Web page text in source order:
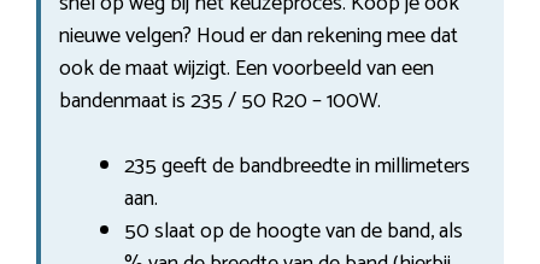
nieuwe velgen? Houd er dan rekening mee dat
ook de maat wijzigt. Een voorbeeld van een
bandenmaat is 235 / 50 R20 – 100W.
235 geeft de bandbreedte in millimeters
aan.
50 slaat op de hoogte van de band, als